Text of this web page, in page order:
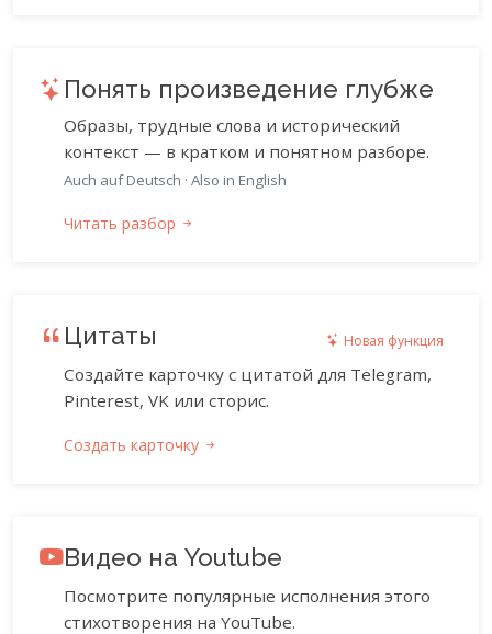
Понять произведение глубже
Образы, трудные слова и исторический
контекст — в кратком и понятном разборе.
Auch auf Deutsch · Also in English
Читать разбор
Цитаты Новая функция
Создайте карточку с цитатой для Telegram,
Pinterest, VK или сторис.
Создать карточку
Видео на Youtube
Посмотрите популярные исполнения этого
стихотворения на YouTube.